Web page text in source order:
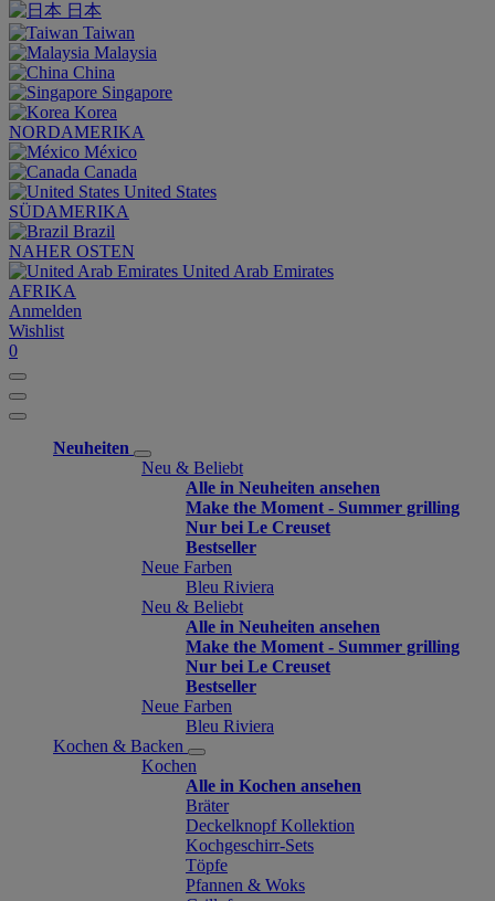
日本
Taiwan
Malaysia
China
Singapore
Korea
NORDAMERIKA
México
Canada
United States
SÜDAMERIKA
Brazil
NAHER OSTEN
United Arab Emirates
AFRIKA
Anmelden
Wishlist
0
Neuheiten
Neu & Beliebt
Alle in Neuheiten ansehen
Make the Moment - Summer grilling
Nur bei Le Creuset
Bestseller
Neue Farben
Bleu Riviera
Neu & Beliebt
Alle in Neuheiten ansehen
Make the Moment - Summer grilling
Nur bei Le Creuset
Bestseller
Neue Farben
Bleu Riviera
Kochen & Backen
Kochen
Alle in Kochen ansehen
Bräter
Deckelknopf Kollektion
Kochgeschirr-Sets
Töpfe
Pfannen & Woks